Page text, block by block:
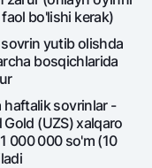
bo'lishi kerak)
yutib olishda
bosqichlarida
haftalik sovrinlar -
(UZS) xalqaro
000 000 so'm (10